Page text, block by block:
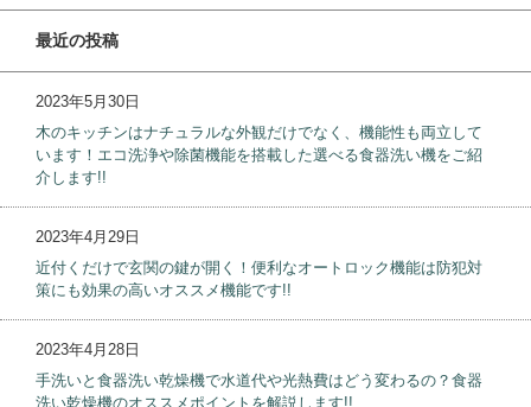
最近の投稿
2023年5月30日
木のキッチンはナチュラルな外観だけでなく、機能性も両立して
います！エコ洗浄や除菌機能を搭載した選べる食器洗い機をご紹
介します!!
2023年4月29日
近付くだけで玄関の鍵が開く！便利なオートロック機能は防犯対
策にも効果の高いオススメ機能です!!
2023年4月28日
手洗いと食器洗い乾燥機で水道代や光熱費はどう変わるの？食器
洗い乾燥機のオススメポイントを解説します!!